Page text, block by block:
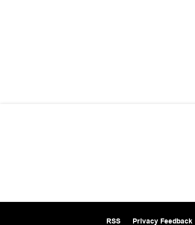
Privacy Feedback
RSS